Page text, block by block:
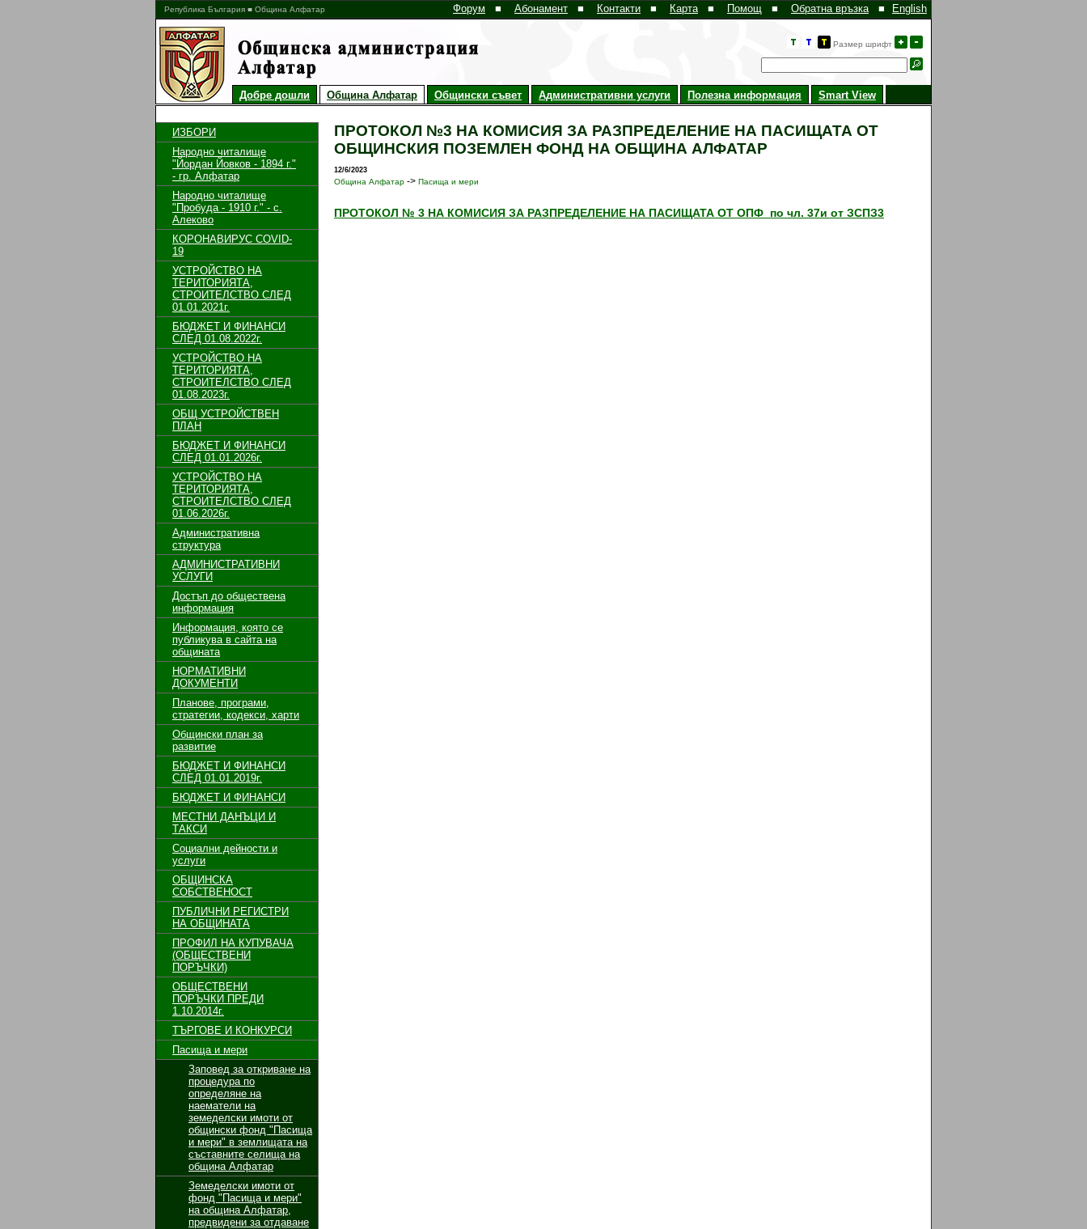
Република България ■ Община Алфатар English
Форум ■ Абонамент ■ Контакти ■ Карта ■ Помощ ■ Обратна връзка ■
Размер шрифт
Добре дошли Община Алфатар Общински съвет Административни услуги Полезна информация Smart View
ИЗБОРИ
Народно читалище
"Йордан Йовков - 1894 г."
- гр. Алфатар
Народно читалище
"Пробуда - 1910 г." - с.
Алеково
КОРОНАВИРУС COVID-
19
УСТРОЙСТВО НА
ТЕРИТОРИЯТА,
СТРОИТЕЛСТВО СЛЕД
01.01.2021г.
БЮДЖЕТ И ФИНАНСИ
СЛЕД 01.08.2022г.
УСТРОЙСТВО НА
ТЕРИТОРИЯТА,
СТРОИТЕЛСТВО СЛЕД
01.08.2023г.
ОБЩ УСТРОЙСТВЕН
ПЛАН
БЮДЖЕТ И ФИНАНСИ
СЛЕД 01.01.2026г.
УСТРОЙСТВО НА
ТЕРИТОРИЯТА,
СТРОИТЕЛСТВО СЛЕД
01.06.2026г.
Административна
структура
АДМИНИСТРАТИВНИ
УСЛУГИ
Достъп до обществена
информация
Информация, която се
публикува в сайта на
общината
НОРМАТИВНИ
ДОКУМЕНТИ
Планове, програми,
стратегии, кодекси, харти
Общински план за
развитие
БЮДЖЕТ И ФИНАНСИ
СЛЕД 01.01.2019г.
БЮДЖЕТ И ФИНАНСИ
МЕСТНИ ДАНЪЦИ И
ТАКСИ
Социални дейности и
услуги
ОБЩИНСКА
СОБСТВЕНОСТ
ПУБЛИЧНИ РЕГИСТРИ
НА ОБЩИНАТА
ПРОФИЛ НА КУПУВАЧА
(ОБЩЕСТВЕНИ
ПОРЪЧКИ)
ОБЩЕСТВЕНИ
ПОРЪЧКИ ПРЕДИ
1.10.2014г.
ТЪРГОВЕ И КОНКУРСИ
Пасища и мери
Заповед за откриване на
процедура по
определяне на
наематели на
земеделски имоти от
общински фонд "Пасища
и мери" в землищата на
съставните селища на
община Алфатар
Земеделски имоти от
фонд "Пасища и мери"
на община Алфатар,
предвидени за отдаване
ПРОТОКОЛ №3 НА КОМИСИЯ ЗА РАЗПРЕДЕЛЕНИЕ НА ПАСИЩАТА ОТ
ОБЩИНСКИЯ ПОЗЕМЛЕН ФОНД НА ОБЩИНА АЛФАТАР
12/6/2023
Община Алфатар -> Пасища и мери
ПРОТОКОЛ № 3 НА КОМИСИЯ ЗА РАЗПРЕДЕЛЕНИЕ НА ПАСИЩАТА ОТ ОПФ по чл. 37и от ЗСПЗ3